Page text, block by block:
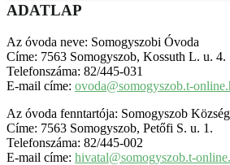
ADATLAP
Az óvoda neve: Somogyszobi Óvoda
Címe: 7563 Somogyszob, Kossuth L. u. 4.
Telefonszáma: 82/445-031
E-mail címe: ovoda@somogyszob.t-
Az óvoda fenntartója: Somogyszob
Címe: 7563 Somogyszob, Petőfi S. u. 1.
Telefonszáma: 82/445-002
E-mail címe: hivatal@somogyszob.t-